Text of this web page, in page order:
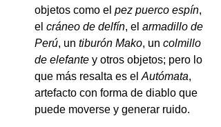
objetos como el pez puerco espín,
el cráneo de delfín, el armadillo de
Perú, un tiburón Mako, un colmillo
de elefante y otros objetos; pero lo
que más resalta es el Autómata,
artefacto con forma de diablo que
puede moverse y generar ruido.